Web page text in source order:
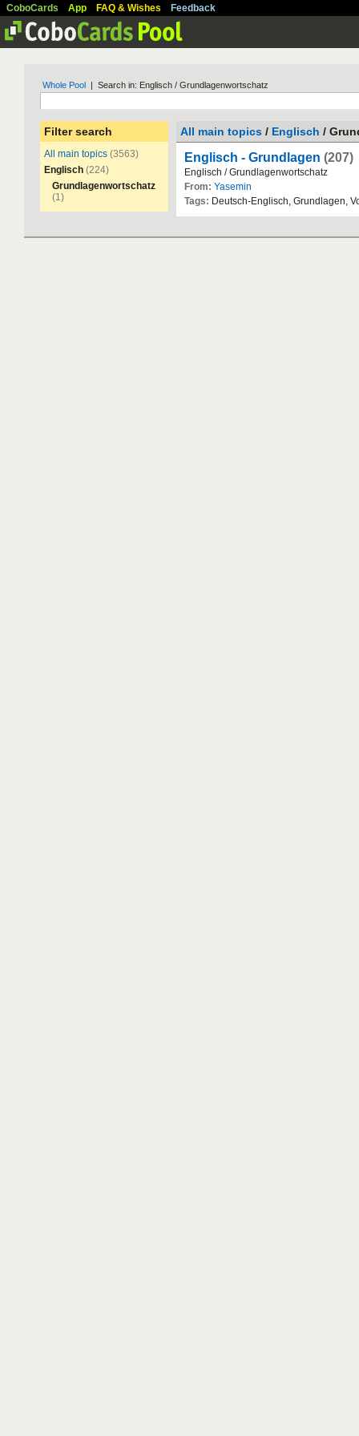
CoboCards App FAQ & Wishes Feedback
Whole Pool | Search in: Englisch / Grundlagenwortschatz
Filter search
All main topics (3563)
Englisch (224)
Grundlagenwortschatz
(1)
All main topics / Englisch /
Englisch - Grundlagen (207)
Englisch /Grundlagenwortschatz
From: Yasemin
Tags: Deutsch-Englisch, Grundlagen,